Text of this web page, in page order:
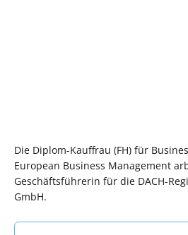
Die Diplom-Kauffrau (FH) für
European Business Management
Geschäftsführerin für die DACH-
GmbH.